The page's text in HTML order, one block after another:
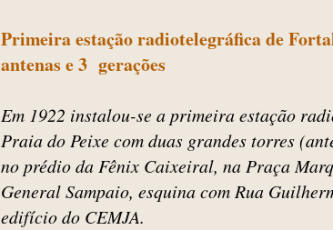
Primeira estação radiotelegráfica de
antenas e 3 gerações
Em 1922 instalou-se a primeira estação
Praia do Peixe com duas grandes torres
no prédio da Fênix Caixeiral, na Praça
General Sampaio, esquina com Rua
edifício do CEMJA.